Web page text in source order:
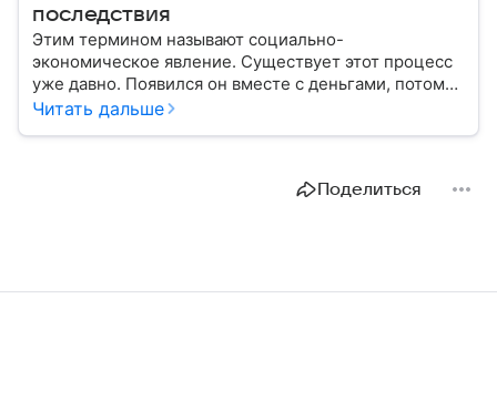
последствия
Этим термином называют социально-
экономическое явление. Существует этот процесс
уже давно. Появился он вместе с деньгами, потому
что эти составляющие неразрывно связаны друг с
Читать дальше
Поделиться